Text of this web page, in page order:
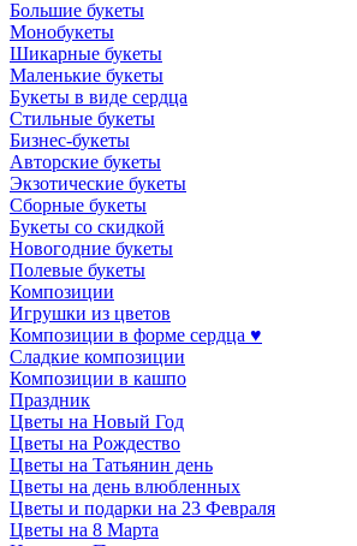
Большие букеты
Монобукеты
Шикарные букеты
Маленькие букеты
Букеты в виде сердца
Стильные букеты
Бизнес-букеты
Авторские букеты
Экзотические букеты
Сборные букеты
Букеты со скидкой
Новогодние букеты
Полевые букеты
Композиции
Игрушки из цветов
Композиции в форме сердца ♥
Сладкие композиции
Композиции в кашпо
Праздник
Цветы на Новый Год
Цветы на Рождество
Цветы на Татьянин день
Цветы на день влюбленных
Цветы и подарки на 23 Февраля
Цветы на 8 Марта